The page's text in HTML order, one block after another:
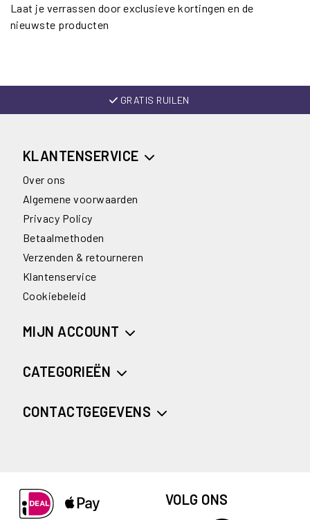
Laat je verrassen door exclusieve kortingen en de
nieuwste producten
GRATIS RUILEN
KLANTENSERVICE
Over ons
Algemene voorwaarden
Privacy Policy
Betaalmethoden
Verzenden & retourneren
Klantenservice
Cookiebeleid
MIJN ACCOUNT
CATEGORIEËN
CONTACTGEGEVENS
VOLG ONS